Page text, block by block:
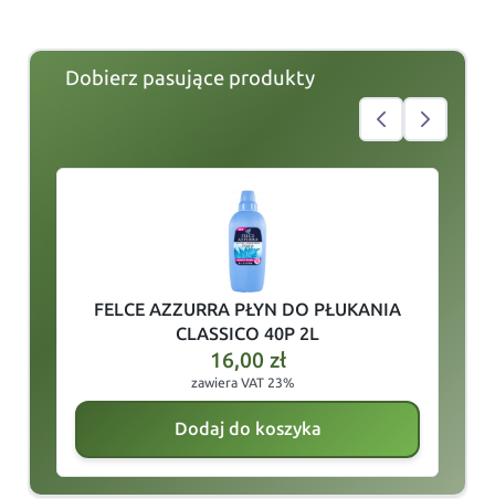
Dobierz pasujące produkty
FELCE AZZURRA PŁYN DO PŁUKANIA
CLASSICO 40P 2L
16,00 zł
zawiera VAT 23%
Dodaj do koszyka